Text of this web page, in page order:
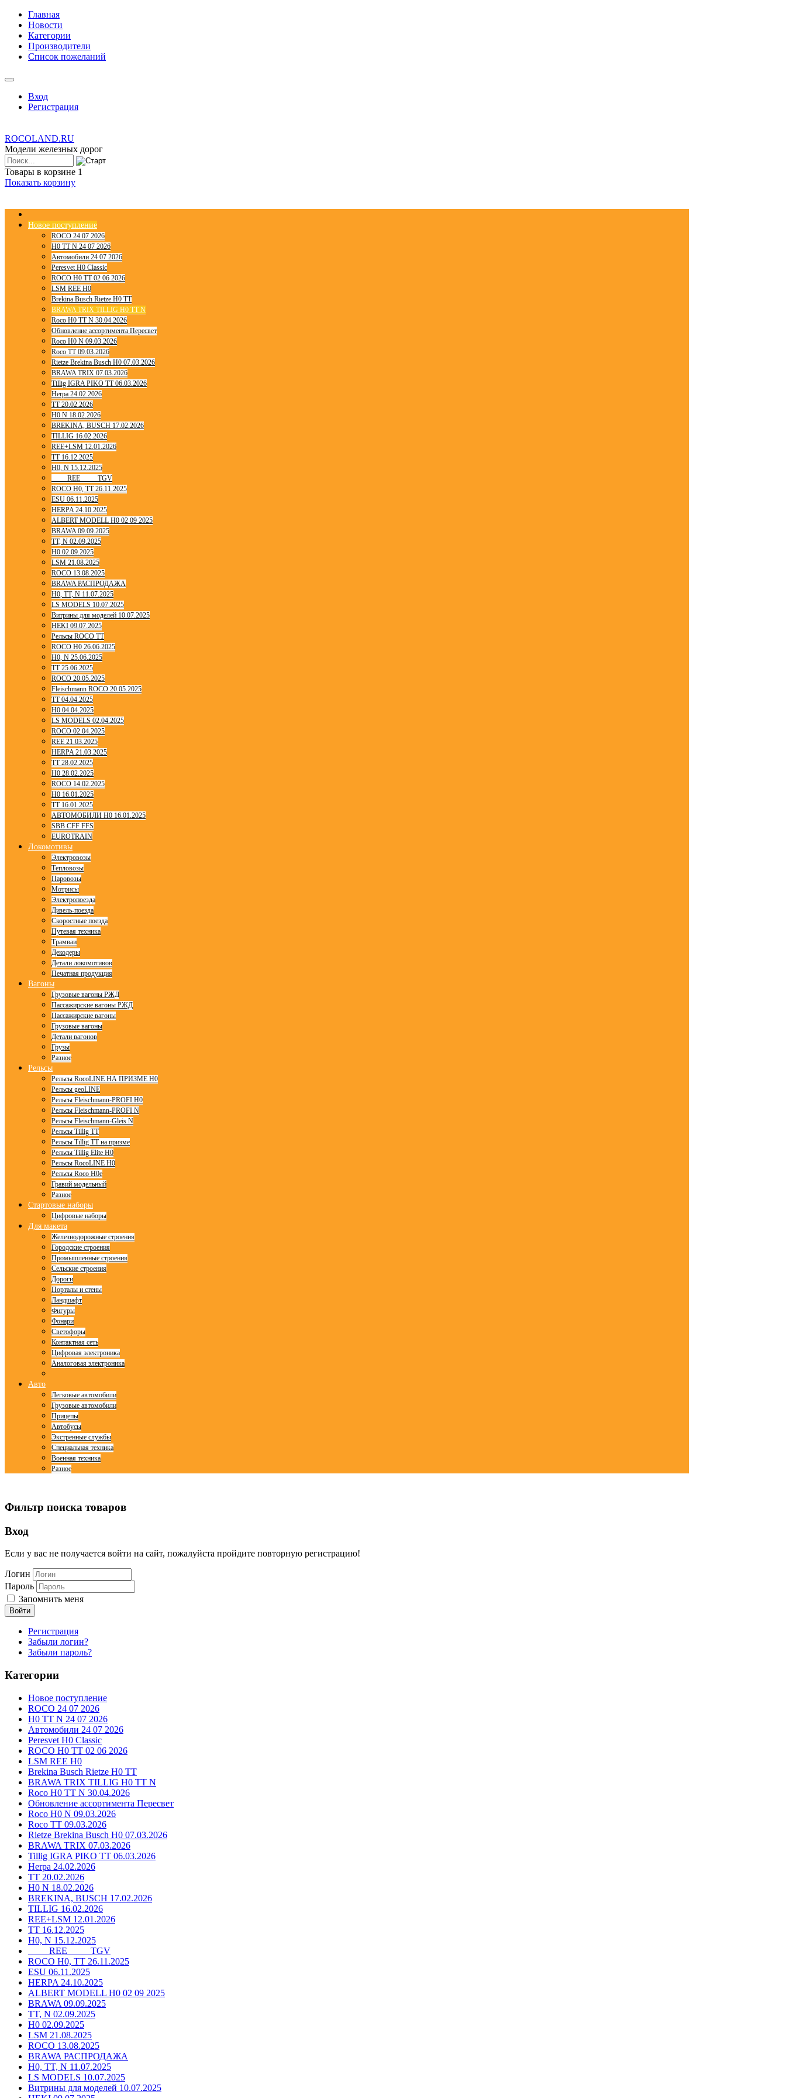
Главная
Новости
Категории
Производители
Список пожеланий
Вход
Регистрация
ROCOLAND.RU
Модели железных дорог
Товары в корзине 1
Показать корзину
Новое поступление
ROCO 24 07 2026
H0 TT N 24 07 2026
Автомобили 24 07 2026
Peresvet H0 Classic
ROCO H0 TT 02 06 2026
LSM REE H0
Brekina Busch Rietze H0 TT
BRAWA TRIX TILLIG H0 TT N
Roco H0 TT N 30.04.2026
Обновление ассортимента Пересвет
Roco H0 N 09.03.2026
Roco TT 09.03.2026
Rietze Brekina Busch H0 07.03.2026
BRAWA TRIX 07.03.2026
Tillig IGRA PIKO TT 06.03.2026
Herpa 24.02.2026
TT 20.02.2026
H0 N 18.02.2026
BREKINA, BUSCH 17.02.2026
TILLIG 16.02.2026
REE+LSM 12.01.2026
TT 16.12.2025
H0, N 15.12.2025
____ REE ____ TGV
ROCO H0, TT 26.11.2025
ESU 06.11.2025
HERPA 24.10.2025
ALBERT MODELL H0 02 09 2025
BRAWA 09.09.2025
TT, N 02.09.2025
H0 02.09.2025
LSM 21.08.2025
ROCO 13.08.2025
BRAWA РАСПРОДАЖА
H0, TT, N 11.07.2025
LS MODELS 10.07.2025
Витрины для моделей 10.07.2025
HEKI 09.07.2025
Рельсы ROCO TT
ROCO H0 26.06.2025
H0, N 25.06.2025
TT 25.06.2025
ROCO 20.05.2025
Fleischmann ROCO 20.05.2025
TT 04.04.2025
H0 04.04.2025
LS MODELS 02.04.2025
ROCO 02.04.2025
REE 21.03.2025
HERPA 21.03.2025
TT 28.02.2025
H0 28.02.2025
ROCO 14.02.2025
H0 16.01.2025
TT 16.01.2025
АВТОМОБИЛИ H0 16.01.2025
SBB CFF FFS
EUROTRAIN
Локомотивы
Электровозы
Тепловозы
Паровозы
Мотрисы
Электропоезда
Дизель-поезда
Скоростные поезда
Путевая техника
Трамваи
Декодеры
Детали локомотивов
Печатная продукция
Вагоны
Грузовые вагоны РЖД
Пассажирские вагоны РЖД
Пассажирские вагоны
Грузовые вагоны
Детали вагонов
Грузы
Разное
Рельсы
Рельсы RocoLINE НА ПРИЗМЕ H0
Рельсы geoLINE
Рельсы Fleischmann-PROFI H0
Рельсы Fleischmann-PROFI N
Рельсы Fleischmann-Gleis N
Рельсы Tillig TT
Рельсы Tillig TT на призме
Рельсы Tillig Elite H0
Рельсы RocoLINE H0
Рельсы Roco H0e
Гравий модельный
Разное
Стартовые наборы
Цифровые наборы
Для макета
Железнодорожные строения
Городские строения
Промышленные строения
Сельские строения
Дороги
Порталы и стены
Ландшафт
Фигуры
Фонари
Светофоры
Контактная сеть
Цифровая электроника
Аналоговая электроника
Авто
Легковые автомобили
Грузовые автомобили
Прицепы
Автобусы
Экстренные службы
Специальная техника
Военная техника
Разное
Фильтр поиска товаров
Вход
Если у вас не получается войти на сайт, пожалуйста пройдите повторную регистрацию!
Логин
Пароль
Запомнить меня
Войти
Регистрация
Забыли логин?
Забыли пароль?
Категории
Новое поступление
ROCO 24 07 2026
H0 TT N 24 07 2026
Автомобили 24 07 2026
Peresvet H0 Classic
ROCO H0 TT 02 06 2026
LSM REE H0
Brekina Busch Rietze H0 TT
BRAWA TRIX TILLIG H0 TT N
Roco H0 TT N 30.04.2026
Обновление ассортимента Пересвет
Roco H0 N 09.03.2026
Roco TT 09.03.2026
Rietze Brekina Busch H0 07.03.2026
BRAWA TRIX 07.03.2026
Tillig IGRA PIKO TT 06.03.2026
Herpa 24.02.2026
TT 20.02.2026
H0 N 18.02.2026
BREKINA, BUSCH 17.02.2026
TILLIG 16.02.2026
REE+LSM 12.01.2026
TT 16.12.2025
H0, N 15.12.2025
____ REE ____ TGV
ROCO H0, TT 26.11.2025
ESU 06.11.2025
HERPA 24.10.2025
ALBERT MODELL H0 02 09 2025
BRAWA 09.09.2025
TT, N 02.09.2025
H0 02.09.2025
LSM 21.08.2025
ROCO 13.08.2025
BRAWA РАСПРОДАЖА
H0, TT, N 11.07.2025
LS MODELS 10.07.2025
Витрины для моделей 10.07.2025